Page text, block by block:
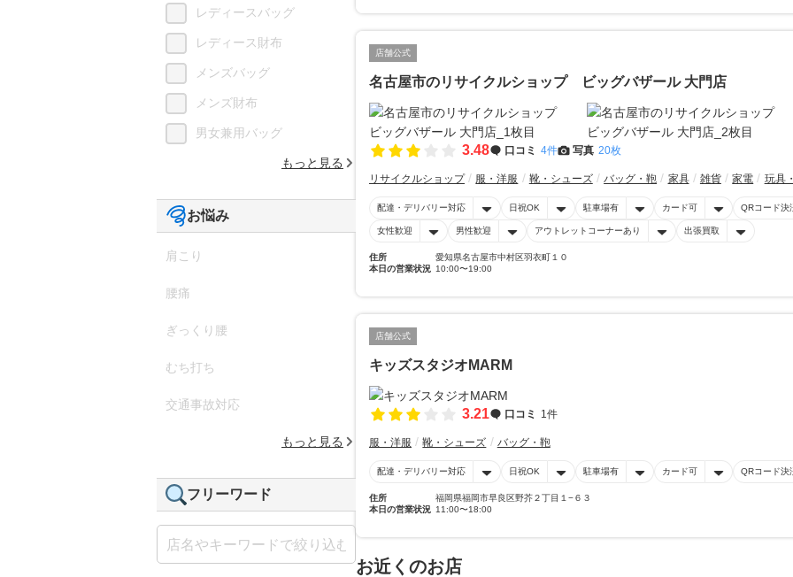
店舗公式
名古屋市のリサイクルショップ ビッグバザール 大門店
3.48 口コミ 4件 写真 20枚
リサイクルショップ 服・洋服 靴・シューズ バッグ・鞄 家具 雑貨 家電 玩具
配達・デリバリー対応 日祝OK 駐車場有 カード可 QRコード決
女性歓迎 男性歓迎 アウトレットコーナーあり 出張買取
住所
愛知県名古屋市中村区羽衣町１０
本日の営業状況 10:00〜19:00
店舗公式
キッズスタジオMARM
3.21 口コミ 1件
服・洋服 靴・シューズ バッグ・鞄
配達・デリバリー対応 日祝OK 駐車場有 カード可 QRコード決
住所
福岡県福岡市早良区野芥２丁目１−６３
本日の営業状況 11:00〜18:00
お近くのお店
レディースバッグ
レディース財布
メンズバッグ
メンズ財布
男女兼用バッグ
もっと見る
お悩み
肩こり
腰痛
ぎっくり腰
むち打ち
交通事故対応
もっと見る
フリーワード